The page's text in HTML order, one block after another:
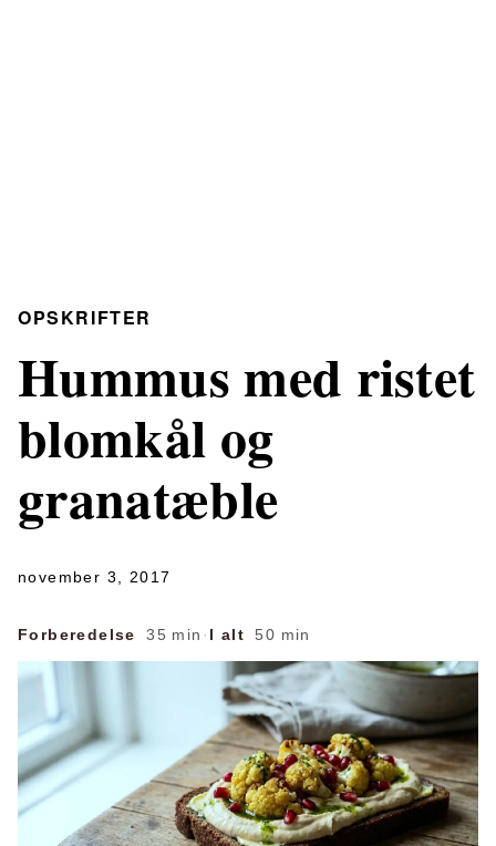
OPSKRIFTER
Hummus med ristet
blomkål og
granatæble
november 3, 2017
Forberedelse 35 min · I alt 50 min